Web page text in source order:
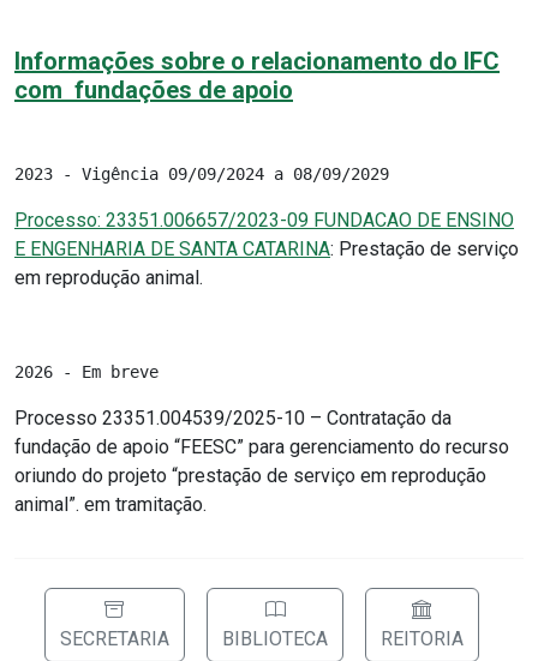
Informações sobre o relacionamento do IFC
com fundações de apoio
Processo: 23351.006657/2023-09 FUNDACAO DE ENSINO
E ENGENHARIA DE SANTA CATARINA: Prestação de serviço
em reprodução animal.
2026 - Em breve
Processo 23351.004539/2025-10 – Contratação da
fundação de apoio “FEESC” para gerenciamento do recurso
oriundo do projeto “prestação de serviço em reprodução
animal”. em tramitação.
SECRETARIA BIBLIOTECA REITORIA